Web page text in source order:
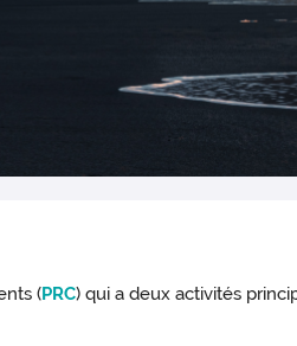
(PRC) qui a deux activités